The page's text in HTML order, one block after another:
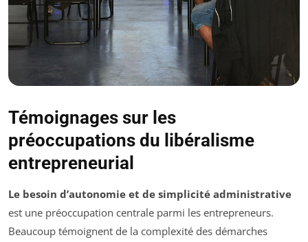
Témoignages sur les
préoccupations du libéralisme
entrepreneurial
Le besoin d’autonomie et de simplicité administrative
est une préoccupation centrale parmi les entrepreneurs.
Beaucoup témoignent de la complexité des démarches